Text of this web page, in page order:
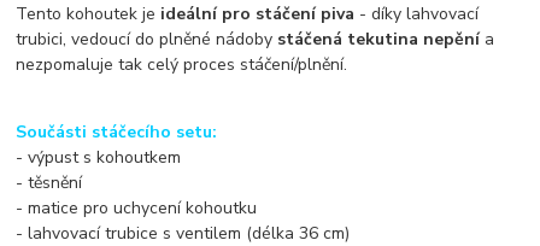
Tento kohoutek je ideální pro stáčení piva - díky lahvovací
trubici, vedoucí do plněné nádoby stáčená tekutina nepěnía
nezpomaluje tak celý proces stáčení/plnění.
Součásti stáčecího setu:
- výpust s kohoutkem
- těsnění
- matice pro uchycení kohoutku
- lahvovací trubice s ventilem (délka 36 cm)